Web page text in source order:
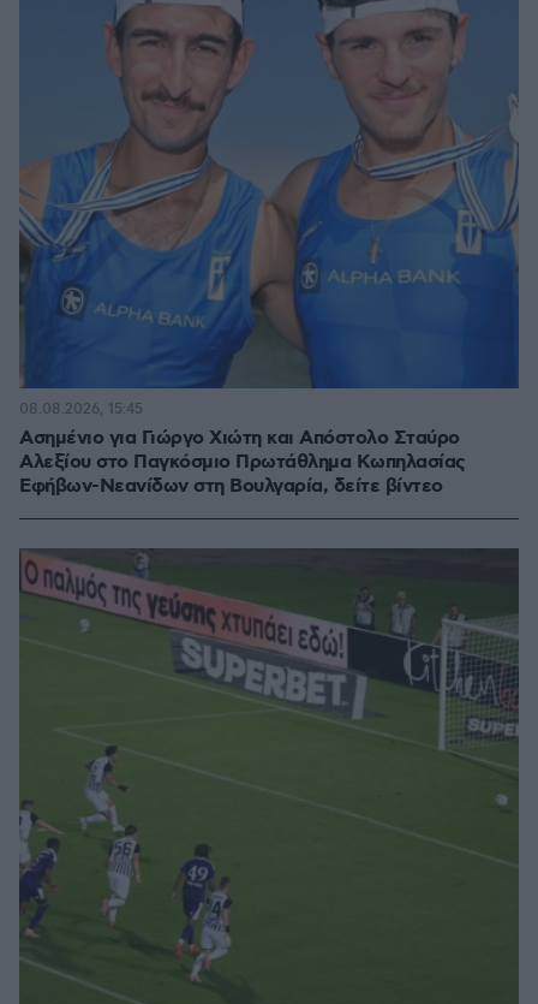
Ασημένιο για Γιώργο Χιώτη και Απόστολο Σταύρο
Αλεξίου στο Παγκόσμιο Πρωτάθλημα Κωπηλασίας
Εφήβων-Νεανίδων στη Βουλγαρία, δείτε βίντεο
08.08.2026, 15:45